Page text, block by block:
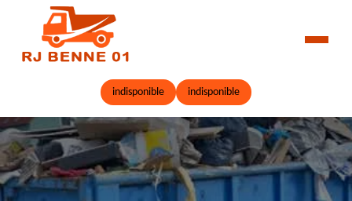
indisponible indisponible